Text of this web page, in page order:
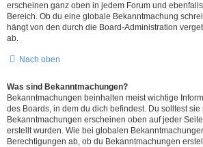
erscheinen ganz oben in jedem Forum und
Bereich. Ob du eine globale Bekanntmachung
hängt von den durch die Board-Administration
ab.
Nach oben
Was sind Bekanntmachungen?
Bekanntmachungen beinhalten meist wichtige
des Boards, in dem du dich befindest. Du solltest sie
Bekanntmachungen erscheinen oben auf jeder
erstellt wurden. Wie bei globalen
Berechtigungen ab, ob du Bekanntmachungen